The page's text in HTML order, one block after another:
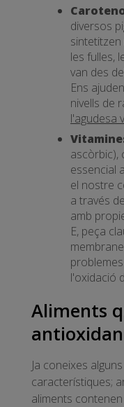
diversos
les fulles,
van des
Ens
nivells de
l'agudesa
ascòrbic),
essencial
el nostre
a través
amb
E, peça
l'oxidació
Aliments
Ja coneixes
característiques;
aliments